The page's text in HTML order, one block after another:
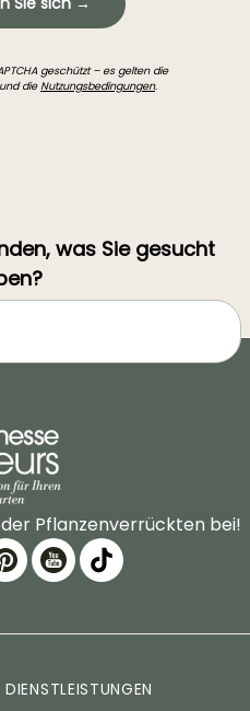
geschützt – es gelten die
dieNutzungsbedingungen.
was Sie gesucht
Pflanzenverrückten bei!
DIENSTLEISTUNGEN